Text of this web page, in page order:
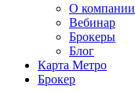
О компании
Вебинар
Брокеры
Блог
Карта Метро
Брокер